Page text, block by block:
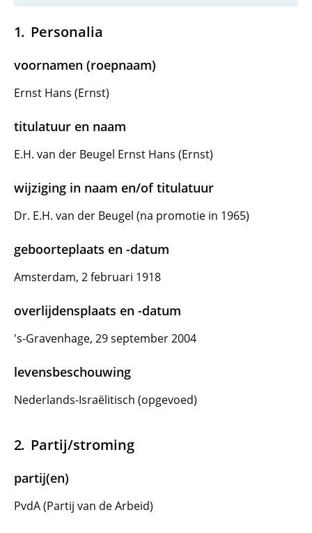
Personalia
voornamen (roepnaam)
Ernst Hans (Ernst)
titulatuur en naam
E.H. van der Beugel Ernst Hans (Ernst)
wijziging in naam en/of titulatuur
Dr. E.H. van der Beugel (na promotie in 1965)
geboorteplaats en -datum
Amsterdam, 2 februari 1918
overlijdensplaats en -datum
's-Gravenhage, 29 september 2004
levensbeschouwing
Nederlands-Israëlitisch (opgevoed)
Partij/stroming
partij(en)
PvdA (Partij van de Arbeid)